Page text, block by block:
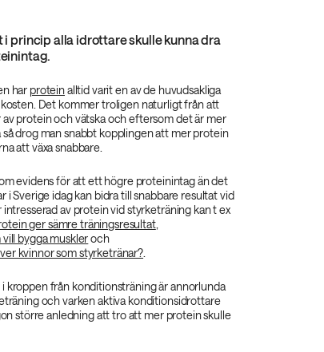
i princip alla idrottare skulle kunna dra
har proteinalltid varit en av de huvudsakliga
Det kommer troligen naturligt från att
av protein och vätska och eftersom det är mer
så drog man snabbt kopplingen att mer protein
att växa snabbare.
evidens för att ett högre proteinintag än det
i Sverige idag kan bidra till snabbare resultat vid
av protein vid styrketräning kan t ex
ger sämre träningsresultat,
bygga muskleroch
kvinnor som styrketränar?
i kroppen från konditionsträning är annorlunda
och varken aktiva konditionsidrottare
större anledning att tro att mer protein skulle